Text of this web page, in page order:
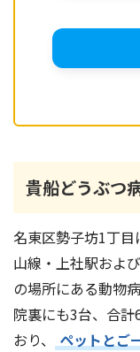
貴船どうぶつ
名東区勢子坊1丁
山線・上社駅およ
の場所にある動物
院裏にも3台、合
おり、
ペットとご